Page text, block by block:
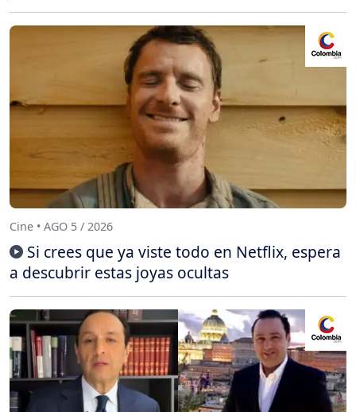
Cine • AGO 5 / 2026
Si crees que ya viste todo en Netflix, espera
a descubrir estas joyas ocultas